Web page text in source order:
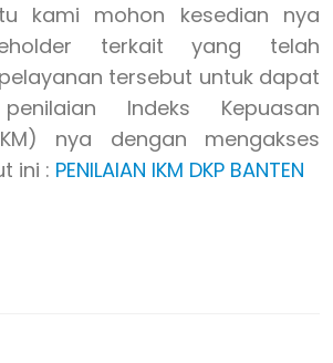
kami mohon kesedian nya
terkait yang telah
tersebut untuk dapat
Indeks Kepuasan
nya dengan mengakses
ini : PENILAIAN IKM DKP BANTEN